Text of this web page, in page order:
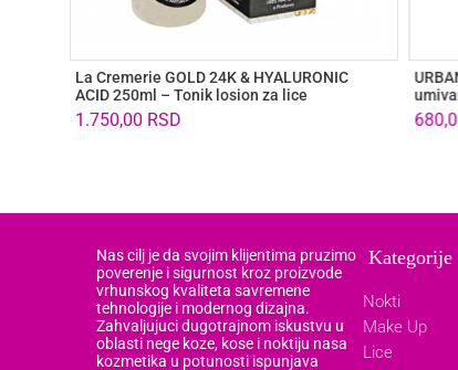
La Cremerie GOLD 24K & HYALURONIC
ACID 250ml – Tonik losion za lice
1.750,00 RSD
Nas cilj je da svojim klijentima pruzimo
poverenje i sigurnost kroz proizvode
vrhunskog kvaliteta savremene
tehnologije i modernog dizajna.
Zahvaljujuci dugotrajnom iskustvu u
oblasti nege koze, kose i noktiju nasa
kozmetika u potunosti ispunjava
Kategorije
Nokti
Make Up
Lice